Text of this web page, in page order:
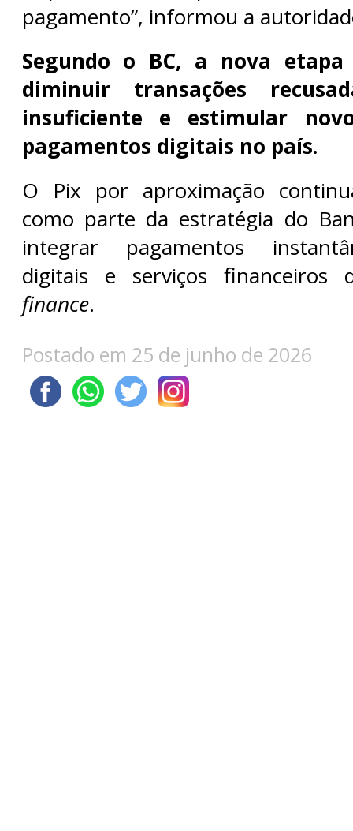
pagamento”, informou a
Segundo o BC, a nova
diminuir transações
insuficiente e estimular
pagamentos digitais no país.
O Pix por aproximação
como parte da estratégia do
integrar pagamentos
digitais e serviços
finance.
Postado em 25 de junho de 2026